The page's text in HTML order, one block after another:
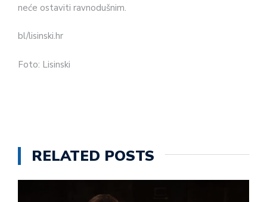
neće ostaviti ravnodušnim.
bl/lisinski.hr
Foto: Lisinski
RELATED POSTS